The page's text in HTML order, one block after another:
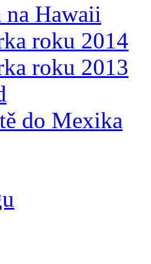
na Hawaii
roku 2014
roku 2013
do Mexika